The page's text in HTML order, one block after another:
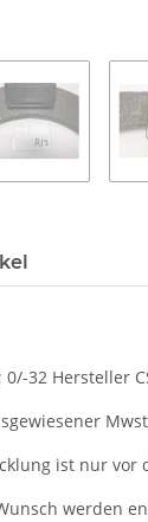
32 Hersteller
ist nur
werden